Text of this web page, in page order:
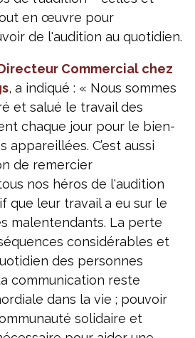
en œuvre pour
de l'audition au quotidien.
Commercial chez
, a indiqué : « Nous sommes
et salué le travail des
chaque jour pour le bien-
C’est aussi
de remercier
nos héros de l'audition
que leur travail a eu sur le
malentendants. La perte
considérables et
des personnes
communication reste
dans la vie ; pouvoir
solidaire et